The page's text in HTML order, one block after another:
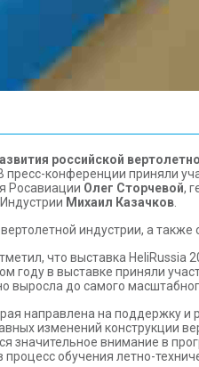
российской
конференции приняли
Росавиации Олег Сторчевой,
Михаил Казачков.
индустрии, а
что выставка HeliRussia
году в выставке приняли
выросла до самого
направлена на поддержку и
изменений конструкции
значительное внимание в
обучения летно-